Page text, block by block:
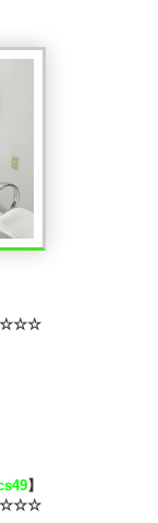
】